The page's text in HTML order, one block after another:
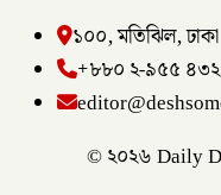
১০০, মতিঝিল, ঢাকা
+৮৮০ ২-৯৫৫
© ২০২৬ Daily